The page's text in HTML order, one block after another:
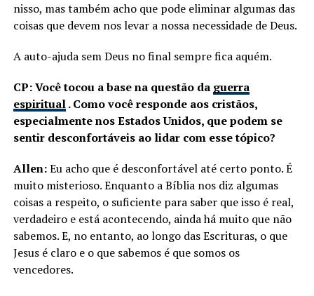
nisso, mas também acho que pode eliminar algumas das
coisas que devem nos levar a nossa necessidade de Deus.
A auto-ajuda sem Deus no final sempre fica aquém.
CP: Você tocou a base na questão da guerra
espiritual. Como você responde aos cristãos,
especialmente nos Estados Unidos, que podem se
sentir desconfortáveis ​​ao lidar com esse tópico?
Allen:Eu acho que é desconfortável até certo ponto. É
muito misterioso. Enquanto a Bíblia nos diz algumas
coisas a respeito, o suficiente para saber que isso é real,
verdadeiro e está acontecendo, ainda há muito que não
sabemos. E, no entanto, ao longo das Escrituras, o que
Jesus é claro e o que sabemos é que somos os
vencedores.